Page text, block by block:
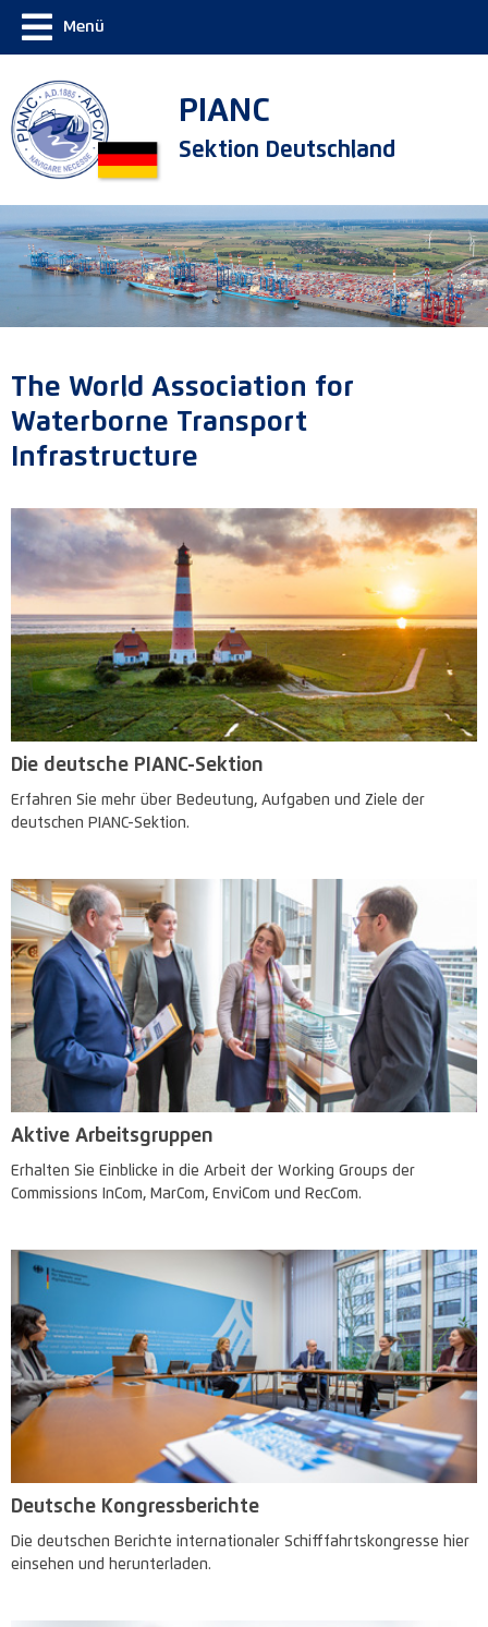
Menü
PIANC
Sektion Deutschland
The World Association for
Waterborne Transport
Infrastructure
Die deutsche PIANC-Sektion
Erfahren Sie mehr über Bedeutung, Aufgaben und Ziele der
deutschen PIANC-Sektion.
Aktive Arbeitsgruppen
Erhalten Sie Einblicke in die Arbeit der Working Groups der
Commissions InCom, MarCom, EnviCom und RecCom.
Deutsche Kongressberichte
Die deutschen Berichte internationaler Schifffahrtskongresse hier
einsehen und herunterladen.